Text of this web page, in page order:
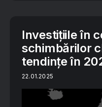
Investițiile în
schimbărilor
tendințe în
22.01.2025